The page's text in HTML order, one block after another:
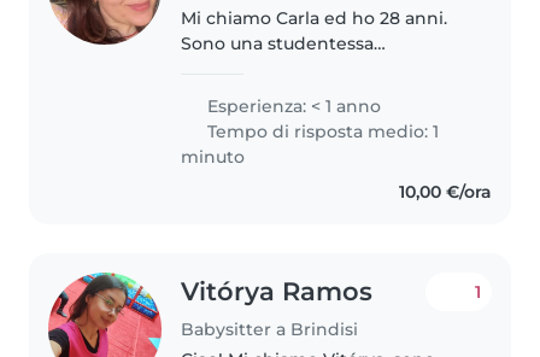
Mi chiamo Carla ed ho 28 anni.
Sono una studentessa
medicina. Cerco lavoro come
baby sitter o aiuto compiti per
bambini di scuola elementare e
media...
Esperienza: < 1 anno
Tempo di risposta medio: 1
minuto
10,00 €/ora
Vitórya Ramos
Babysitter a Brindisi
1